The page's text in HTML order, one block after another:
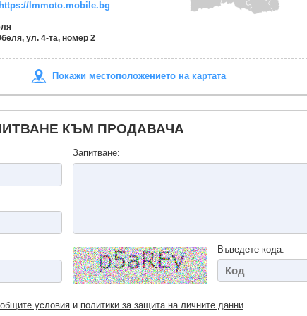
https://lmmoto.mobile.bg
ул. 4-та, номер 2
Покажи местоположението на картата
КЪМ ПРОДАВАЧА
Запитване:
Въведете кода:
общите условия и политики за защита на личните данни